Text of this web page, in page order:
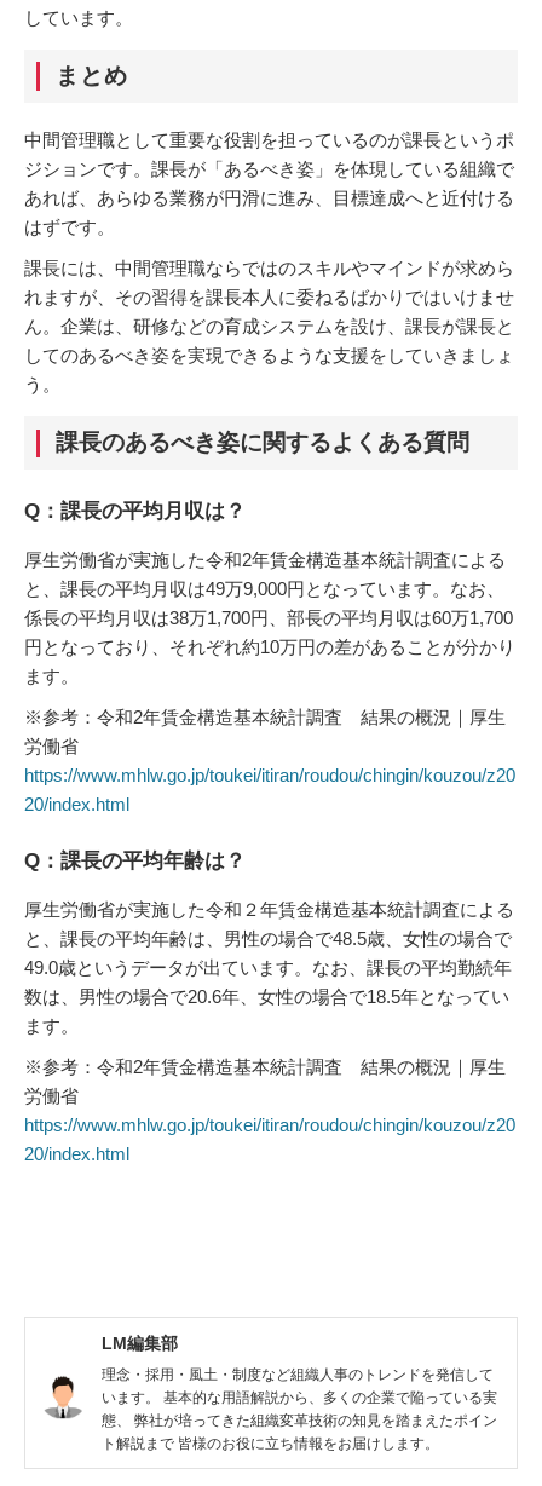
しています。
まとめ
中間管理職として重要な役割を担っているのが課長というポ
ジションです。課長が「あるべき姿」を体現している組織で
あれば、あらゆる業務が円滑に進み、目標達成へと近付ける
はずです。
課長には、中間管理職ならではのスキルやマインドが求めら
れますが、その習得を課長本人に委ねるばかりではいけませ
ん。企業は、研修などの育成システムを設け、課長が課長と
してのあるべき姿を実現できるような支援をしていきましょ
う。
課長のあるべき姿に関するよくある質問
Q：課長の平均月収は？
厚生労働省が実施した令和2年賃金構造基本統計調査による
と、課長の平均月収は49万9,000円となっています。なお、
係長の平均月収は38万1,700円、部長の平均月収は60万1,700
円となっており、それぞれ約10万円の差があることが分かり
ます。
※参考：令和2年賃金構造基本統計調査 結果の概況｜厚生
労働省
https://www.mhlw.go.jp/toukei/itiran/roudou/chingin/kouzou/z20
20/index.html
Q：課長の平均年齢は？
厚生労働省が実施した令和２年賃金構造基本統計調査による
と、課長の平均年齢は、男性の場合で48.5歳、女性の場合で
49.0歳というデータが出ています。なお、課長の平均勤続年
数は、男性の場合で20.6年、女性の場合で18.5年となってい
ます。
※参考：令和2年賃金構造基本統計調査 結果の概況｜厚生
労働省
https://www.mhlw.go.jp/toukei/itiran/roudou/chingin/kouzou/z20
20/index.html
LM編集部
理念・採用・風土・制度など組織人事のトレンドを発信して
います。 基本的な用語解説から、多くの企業で陥っている実
態、 弊社が培ってきた組織変革技術の知見を踏まえたポイン
ト解説まで 皆様のお役に立ち情報をお届けします。